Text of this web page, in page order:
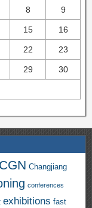
8 9
15 16
22 23
29 30
CGN Changjiang
conferences
exhibitions fast